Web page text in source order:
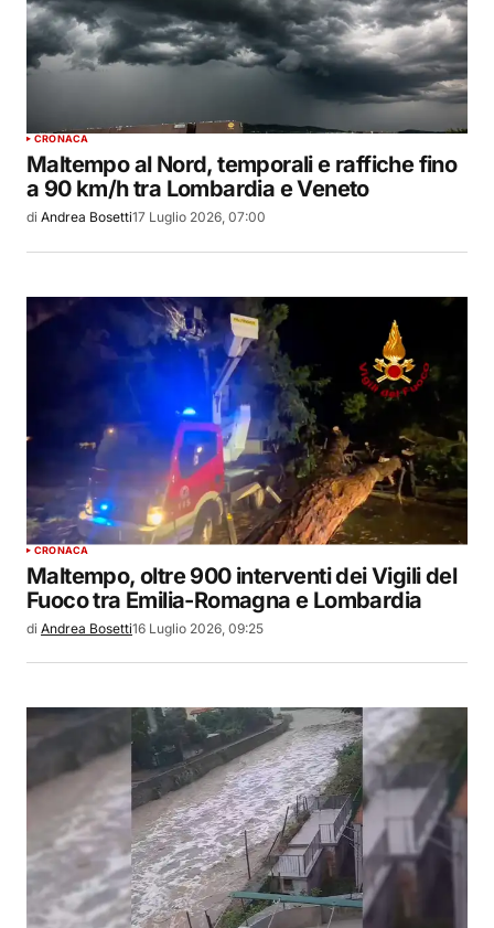
CRONACA
Maltempo al Nord, temporali e raffiche fino
a 90 km/h tra Lombardia e Veneto
di Andrea Bosetti17 Luglio 2026, 07:00
CRONACA
Maltempo, oltre 900 interventi dei Vigili del
Fuoco tra Emilia-Romagna e Lombardia
di Andrea Bosetti16 Luglio 2026, 09:25